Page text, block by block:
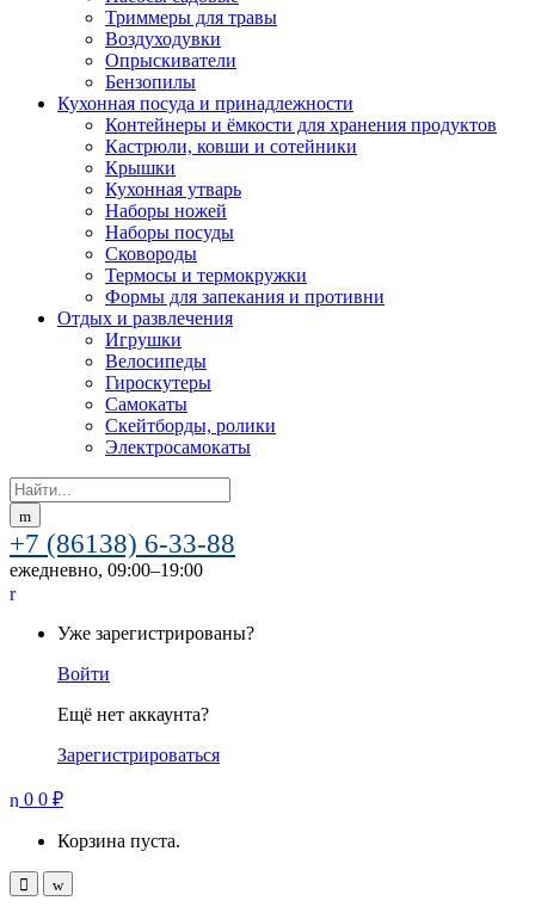
Триммеры для травы
Воздуходувки
Опрыскиватели
Бензопилы
Кухонная посуда и принадлежности
Контейнеры и ёмкости для хранения продуктов
Кастрюли, ковши и сотейники
Крышки
Кухонная утварь
Наборы ножей
Наборы посуды
Сковороды
Термосы и термокружки
Формы для запекания и противни
Отдых и развлечения
Игрушки
Велосипеды
Гироскутеры
Самокаты
Скейтборды, ролики
Электросамокаты
Search
for:
+7 (86138) 6-33-88
ежедневно, 09:00–19:00
Уже зарегистрированы?
Войти
Ещё нет аккаунта?
Зарегистрироваться
0 0 ₽
Корзина пуста.